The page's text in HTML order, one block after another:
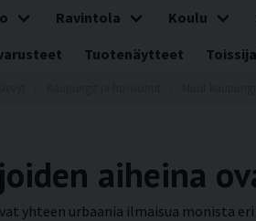
Ravintola Koulu
Tuotenäytteet
aiheina
yhteen urbaania ilmaisua monista